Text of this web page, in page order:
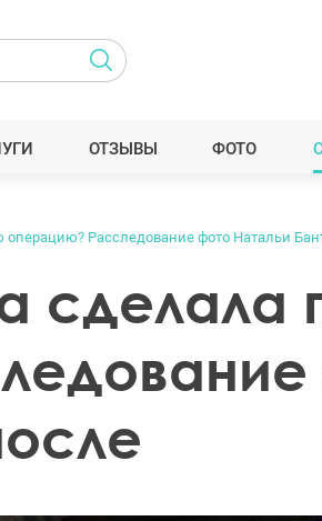
ОТЗЫВЫ ФОТО
операцию? Расследование фото Натальи
сделала